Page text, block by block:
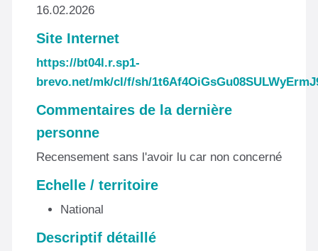
16.02.2026
Site Internet
https://bt04l.r.sp1-
brevo.net/mk/cl/f/sh/
Commentaires de la dernière
personne
Recensement sans l'avoir lu car non concerné
Echelle / territoire
National
Descriptif détaillé